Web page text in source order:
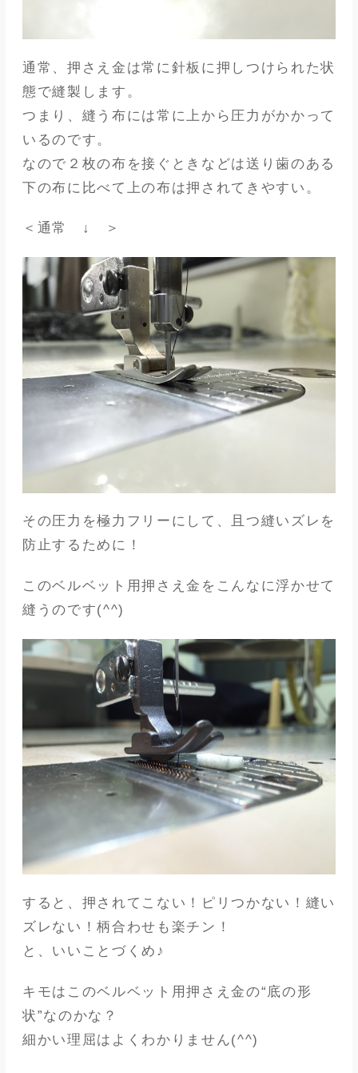
通常、押さえ金は常に針板に押しつけられた状
態で縫製します。
つまり、縫う布には常に上から圧力がかかって
いるのです。
なので２枚の布を接ぐときなどは送り歯のある
下の布に比べて上の布は押されてきやすい。
＜通常 ↓ ＞
その圧力を極力フリーにして、且つ縫いズレを
防止するために！
このベルベット用押さえ金をこんなに浮かせて
縫うのです(^^)
すると、押されてこない！ピリつかない！縫い
ズレない！柄合わせも楽チン！
と、いいことづくめ♪
キモはこのベルベット用押さえ金の“底の形
状”なのかな？
細かい理屈はよくわかりません(^^)